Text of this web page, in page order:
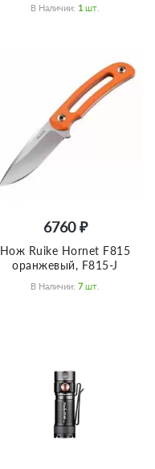
В Наличии: 1 Шт.
6760 ₽
Нож Ruike Hornet F815
оранжевый, F815-J
В Наличии: 7 Шт.